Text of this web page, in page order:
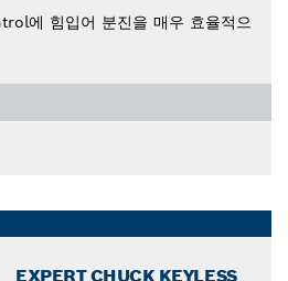
에 힘입어 분진을 매우 효율적으
EXPERT CHUCK KEYLESS